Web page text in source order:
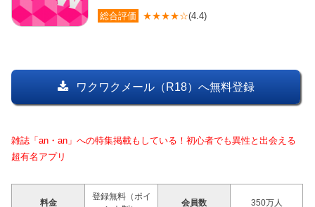
総合評価 ★★★★☆(4.4)
ワクワクメール（R18）へ無料登録
雑誌「an・an」への特集掲載もしている！初心者でも異性と出会える
超有名アプリ
料金
登録無料（ポイ
会員数 350万人